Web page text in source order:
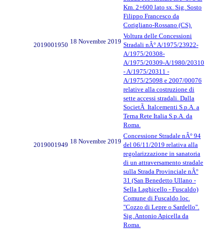
Km. 2+600 lato sx. Sig. Sosto
Filippo Francesco da
Corigliano-Rossano (CS).
2019001950 18 Novembre 2019
Voltura delle Concessioni
Stradali nÂ° A/1975/23922-
A/1975/20308-
A/1975/20309-A/1980/20310
- A/1975/20311 -
A/1975/25098 e 2007/00076
relative alla costruzione di
sette accessi stradali. Dalla
SocietÃ Italcementi S.p.A. a
Terna Rete Italia S.p.A. da
Roma.
2019001949 18 Novembre 2019
Concessione Stradale nÂ° 94
del 06/11/2019 relativa alla
regolarizzazione in sanatoria
di un attraversamento stradale
sulla Strada Provinciale nÂ°
31 (San Benedetto Ullano -
Sella Laghicello - Fuscaldo)
Comune di Fuscaldo loc.
"Cozzo di Lepre o Sardello".
Sig. Antonio Apicella da
Roma.